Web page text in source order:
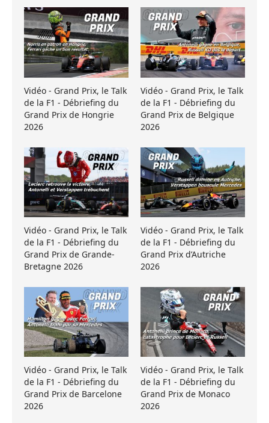
Vidéo - Grand Prix, le Talk
de la F1 - Débriefing du
Grand Prix de Hongrie
2026
Vidéo - Grand Prix, le Talk
de la F1 - Débriefing du
Grand Prix de Belgique
2026
Vidéo - Grand Prix, le Talk
de la F1 - Débriefing du
Grand Prix de Grande-
Bretagne 2026
Vidéo - Grand Prix, le Talk
de la F1 - Débriefing du
Grand Prix d’Autriche
2026
Vidéo - Grand Prix, le Talk
de la F1 - Débriefing du
Grand Prix de Barcelone
2026
Vidéo - Grand Prix, le Talk
de la F1 - Débriefing du
Grand Prix de Monaco
2026